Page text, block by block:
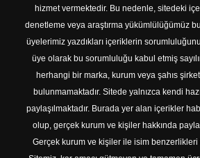
hizmet vermektedir. Bu nedenle, sitedeki
denetleme veya araştırma yükümlülüğümüz
üyelerimiz yazdıkları içeriklerin
üye olarak bu sorumluluğu kabul etmiş
herhangi bir marka, kurum veya şahıs
bulunmamaktadır. Sitede yalnızca kendi
paylaşılmaktadır. Burada yer alan içerikler
olup, gerçek kurum ve kişiler hakkında
Gerçek kurum ve kişiler ile isim